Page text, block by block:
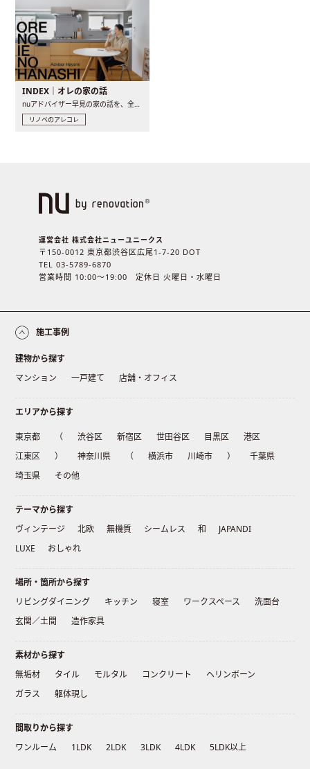
INDEX｜オレの家の話
nuアドバイザー早見の家の話を、全4話でお届け。リノベーションを..
リノベのアレコレ
運営会社 株式会社ニューユニークス
〒150-0012 東京都渋谷区広尾1-7-20 DOT
TEL 03-5789-6870
営業時間 10:00〜19:00 定休日 火曜日・水曜日
施工事例
建物から探す
マンション
一戸建て 店舗・オフィス
エリアから探す
東京都 （ 渋谷区 新宿区 世田谷区 目黒区
港区
江東区
） 神奈川県 （ 横浜市 川崎市 ）
千葉県
埼玉県
その他
テーマから探す
ヴィンテージ
北欧 無機質 シームレス 和
JAPANDI
LUXE
おしゃれ
場所・箇所から探す
リビングダイニング
キッチン 寝室 ワークスペース
洗面台
玄関／土間
造作家具
素材から探す
無垢材
タイル モルタル コンクリート
ヘリンボーン
ガラス
躯体現し
間取りから探す
ワンルーム
1LDK 2LDK 3LDK 4LDK 5LDK以上